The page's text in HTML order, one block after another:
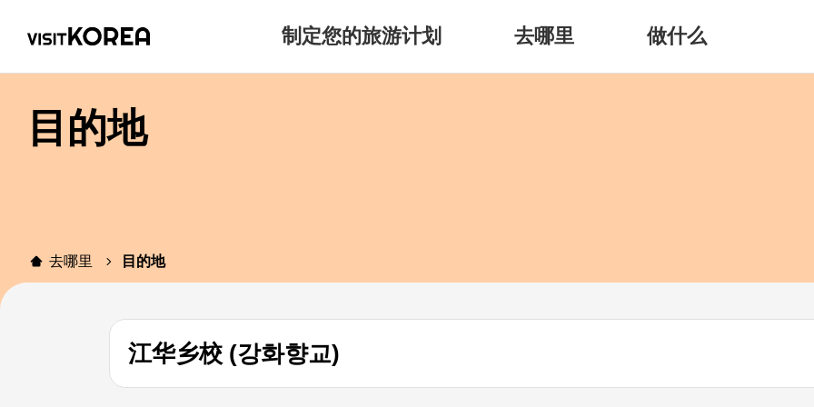
制定您的旅游计划 去哪里 做什么
目的地
去哪里 目的地
江华乡校 (강화향교)